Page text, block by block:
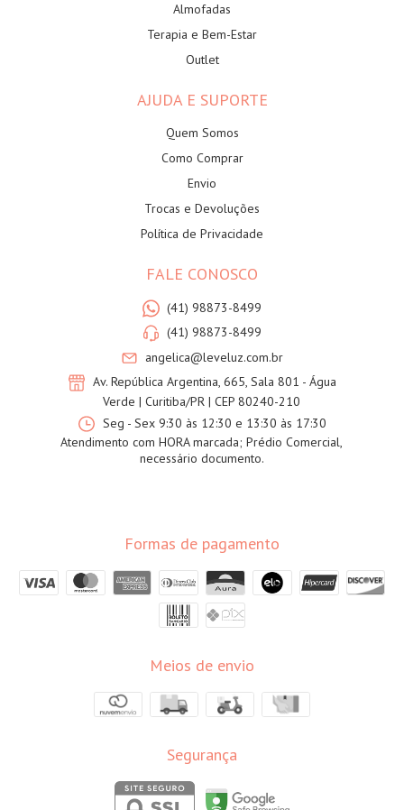
Almofadas
Terapia e Bem-Estar
Outlet
AJUDA E SUPORTE
Quem Somos
Como Comprar
Envio
Trocas e Devoluções
Política de Privacidade
FALE CONOSCO
(41) 98873-8499
(41) 98873-8499
angelica@leveluz.com.br
Av. República Argentina, 665, Sala 801 - Água
Verde | Curitiba/PR | CEP 80240-210
Seg - Sex 9:30 às 12:30 e 13:30 às 17:30
Atendimento com HORA marcada; Prédio Comercial,
necessário documento.
Formas de pagamento
Meios de envio
Segurança